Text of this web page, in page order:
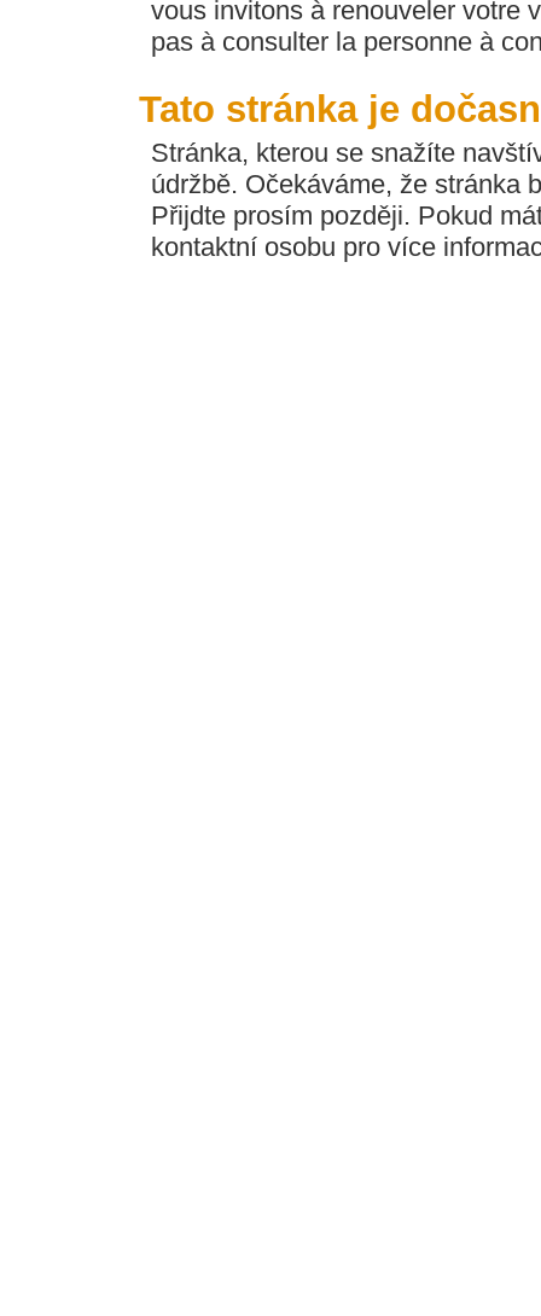
vous invitons à renouveler votre
pas à consulter la personne à
Tato stránka je
Stránka, kterou se snažíte
údržbě. Očekáváme, že stránka
Přijdte prosím později. Pokud
kontaktní osobu pro více